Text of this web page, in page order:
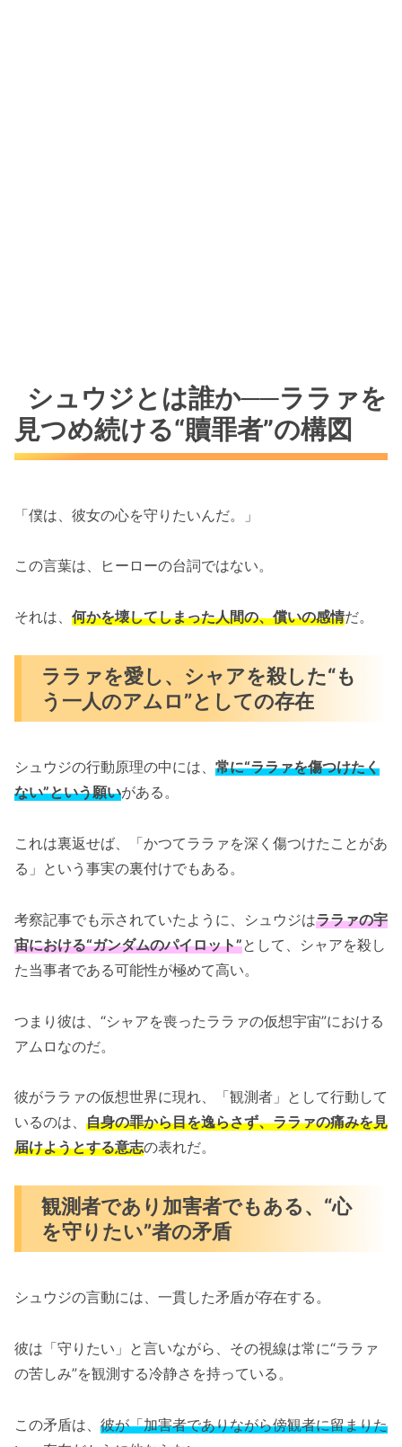
シュウジとは誰か──ララァを
見つめ続ける“贖罪者”の構図
「僕は、彼女の心を守りたいんだ。」
この言葉は、ヒーローの台詞ではない。
それは、 何かを壊してしまった人間の、償いの感情だ。
ララァを愛し、シャアを殺した“も
う一人のアムロ”としての存在
シュウジの行動原理の中には、 常に“ララァを傷つけたく
ない”という願いがある。
これは裏返せば、「かつてララァを深く傷つけたことがあ
る」という事実の裏付けでもある。
考察記事でも示されていたように、シュウジはララァの宇
宙における“ガンダムのパイロット”として、シャアを殺し
た当事者である可能性が極めて高い。
つまり彼は、“シャアを喪ったララァの仮想宇宙”における
アムロなのだ。
彼がララァの仮想世界に現れ、「観測者」として行動して
いるのは、 自身の罪から目を逸らさず、ララァの痛みを見
届けようとする意志の表れだ。
観測者であり加害者でもある、“心
を守りたい”者の矛盾
シュウジの言動には、一貫した矛盾が存在する。
彼は「守りたい」と言いながら、その視線は常に“ララァ
の苦しみ”を観測する冷静さを持っている。
この矛盾は、 彼が「加害者でありながら傍観者に留まりた